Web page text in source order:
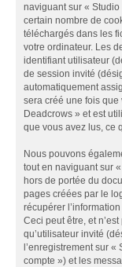
naviguant sur «
certain nombre de
téléchargés dans les
votre ordinateur. Les
identifiant utilisateur
de session invité
automatiquement
sera créé une fois
Deadcrows » et est
que vous avez lus, ce
Nous pouvons
tout en naviguant sur
hors de portée du
pages créées par le
récupérer
Ceci peut être, et
qu’utilisateur invité
l’enregistrement sur
compte ») et les